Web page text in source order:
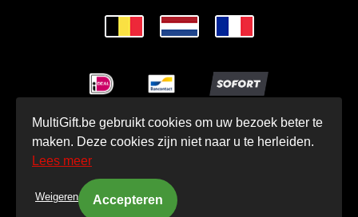
© MultiGift Relatiegeschenken 1993 - 2026
MultiGift.be gebruikt cookies om uw bezoek beter te
maken. Deze cookies zijn niet naar u te herleiden.
Lees meer
Weigeren